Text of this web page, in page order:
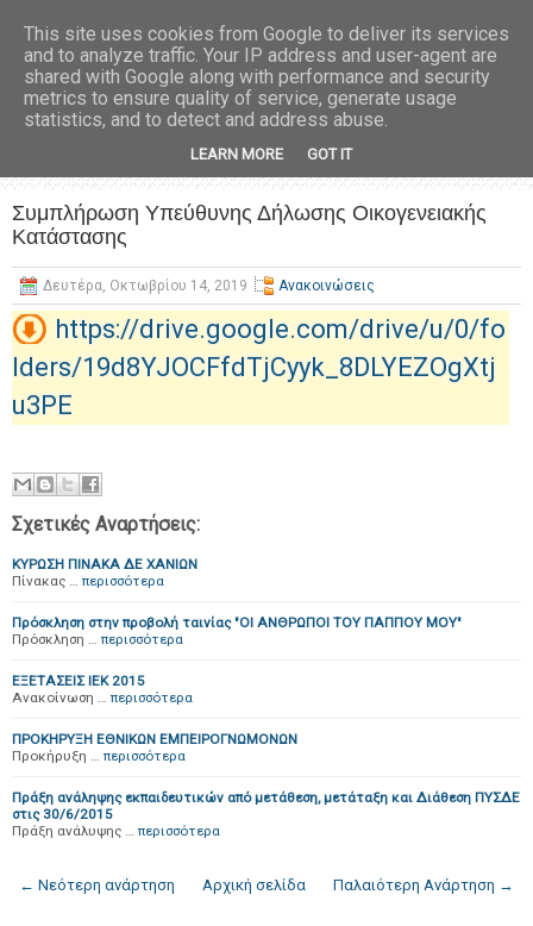
Συμπλήρωση Υπεύθυνης Δήλωσης Οικογενειακής
Κατάστασης
Δευτέρα, Οκτωβρίου 14, 2019 Ανακοινώσεις
https://drive.google.com/drive/u/0/fo
lders/19d8YJOCFfdTjCyyk_8DLYEZOgXtj
u3PE
Σχετικές Αναρτήσεις:
ΚΥΡΩΣΗ ΠΙΝΑΚΑ ΔΕ ΧΑΝΙΩΝ
Πίνακας … περισσότερα
Πρόσκληση στην προβολή ταινίας "ΟΙ ΑΝΘΡΩΠΟΙ ΤΟΥ ΠΑΠΠΟΥ ΜΟΥ"
Πρόσκληση … περισσότερα
ΕΞΕΤΑΣΕΙΣ ΙΕΚ 2015
Ανακοίνωση … περισσότερα
ΠΡΟΚΗΡΥΞΗ ΕΘΝΙΚΩΝ ΕΜΠΕΙΡΟΓΝΩΜΟΝΩΝ
Προκήρυξη … περισσότερα
Πράξη ανάληψης εκπαιδευτικών από μετάθεση, μετάταξη και Διάθεση ΠΥΣΔΕ
στις 30/6/2015
Πράξη ανάλυψης … περισσότερα
← Νεότερη ανάρτηση Παλαιότερη Ανάρτηση →
Αρχική σελίδα
This site uses cookies from Google to deliver its services
and to analyze traffic. Your IP address and user-agent are
shared with Google along with performance and security
metrics to ensure quality of service, generate usage
statistics, and to detect and address abuse.
LEARN MORE GOT IT